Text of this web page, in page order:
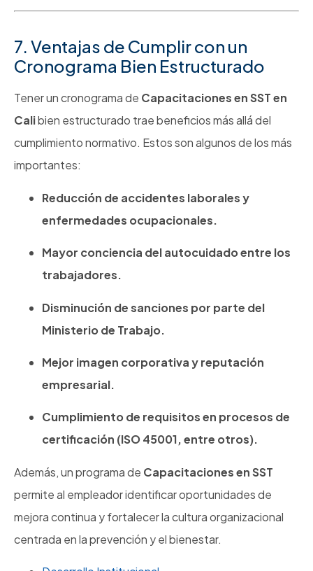
7. Ventajas de Cumplir con un
Cronograma Bien Estructurado
Tener un cronograma de Capacitaciones en SST en
Calibien estructurado trae beneficios más allá del
cumplimiento normativo. Estos son algunos de los más
importantes:
Reducción de accidentes laborales y
enfermedades ocupacionales.
Mayor conciencia del autocuidado entre los
trabajadores.
Disminución de sanciones por parte del
Ministerio de Trabajo.
Mejor imagen corporativa y reputación
empresarial.
Cumplimiento de requisitos en procesos de
certificación (ISO 45001, entre otros).
Además, un programa de Capacitaciones en SST
permite al empleador identificar oportunidades de
mejora continua y fortalecer la cultura organizacional
centrada en la prevención y el bienestar.